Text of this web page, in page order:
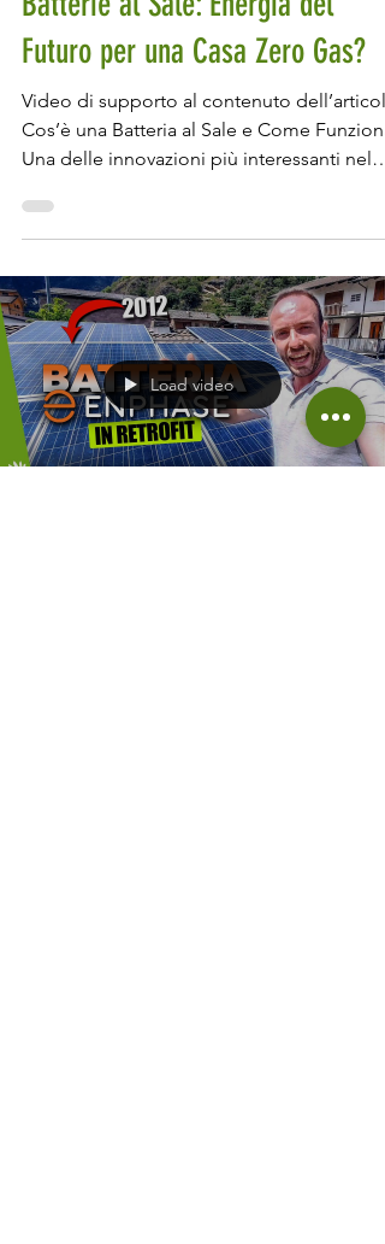
1 dic 2024
Tempo di lettura: 5 min
Batterie al Sale: Energia del
Futuro per una Casa Zero Gas?
Video di supporto al contenuto
Una delle innovazioni più interessanti nel
campo dell’accumulo energetico è la
batteria al sale . A differenza delle batterie
agli ioni di litio, che attualmente dominano
mercato, queste batterie sfruttano il sodio –
una risorsa molto più comune e facile da
reperire. Il principio di funzionamento è
piuttosto innovativo: il sodio contenuto
batteria viene riscaldato fino a 270°C,
Load video